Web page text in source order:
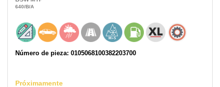
640/B/A
Número de pieza: 0105068100382203700
Próximamente